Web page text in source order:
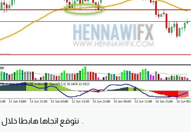
نتوقع اتجاها هابطا خلال تداولات هذا اليوم .